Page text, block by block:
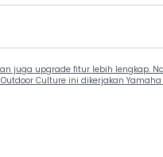
juga upgrade fitur lebih lengkap.
Culture ini dikerjakan